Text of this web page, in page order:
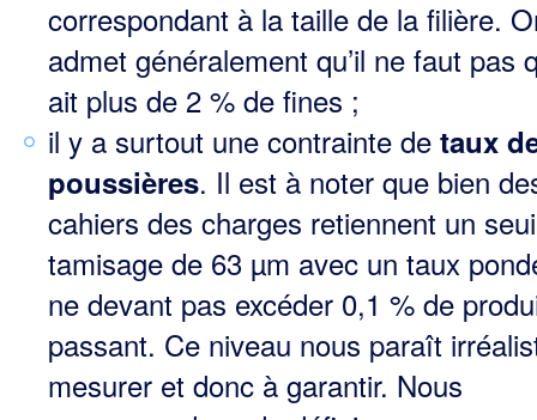
correspondant à la taille de la filière.
admet généralement qu’il ne faut pas
ait plus de 2 % de fines ;
il y a surtout une contrainte de taux
poussières. Il est à noter que bien
cahiers des charges retien­nent un
tamisage de 63 µm avec un taux
ne devant pas excéder 0,1 % de
passant. Ce niveau nous paraît
mesurer et donc à garantir. Nous